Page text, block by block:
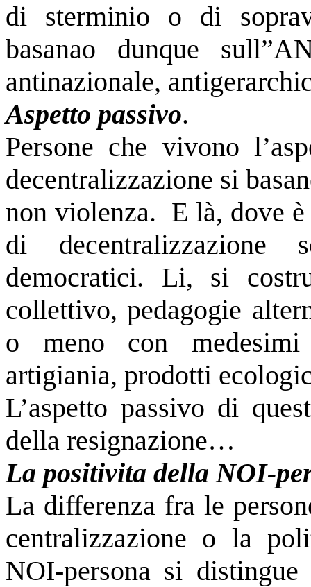
di sterminio o di
basanao dunque
antinazionale,
Aspetto passivo.
Persone che vivono
decentralizzazione si
non violenza. E là, dove
di decentralizzazione
democratici. Li, si
collettivo, pedagogie
o meno con
artigiania, prodotti
L’aspetto passivo di
della resignazione…
La positivita della NOI-
La differenza fra le
centralizzazione o la
NOI-persona si